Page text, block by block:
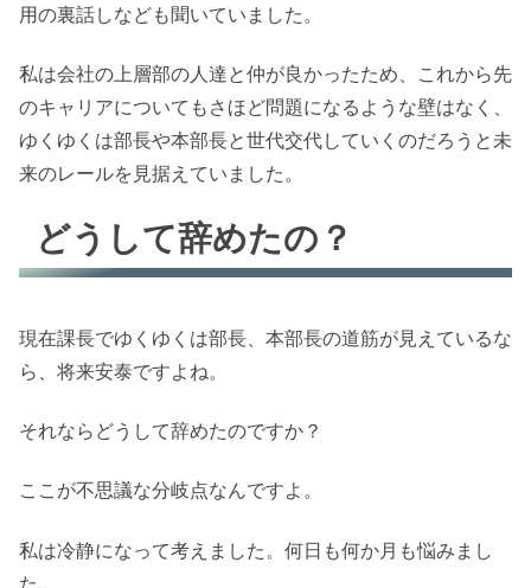
用の裏話しなども聞いていました。
私は会社の上層部の人達と仲が良かったため、これから先
のキャリアについてもさほど問題になるような壁はなく、
ゆくゆくは部長や本部長と世代交代していくのだろうと未
来のレールを見据えていました。
どうして辞めたの？
現在課長でゆくゆくは部長、本部長の道筋が見えているな
ら、将来安泰ですよね。
それならどうして辞めたのですか？
ここが不思議な分岐点なんですよ。
私は冷静になって考えました。何日も何か月も悩みまし
た。